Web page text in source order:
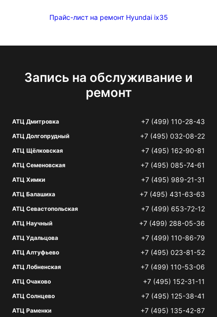
Прайс-лист на ремонт Hyundai ix35
Запись на обслуживание и
ремонт
АТЦ Дмитровка +7 (499) 110-28-43
АТЦ Долгопрудный +7 (495) 032-08-22
АТЦ Щёлковская +7 (495) 162-90-81
АТЦ Семеновская +7 (495) 085-74-61
АТЦ Химки +7 (495) 989-21-31
АТЦ Балашиха +7 (495) 431-63-63
АТЦ Севастопольская +7 (499) 653-72-12
АТЦ Научный +7 (499) 288-05-36
АТЦ Удальцова +7 (499) 110-86-79
АТЦ Алтуфьево +7 (495) 023-81-52
АТЦ Лобненская +7 (499) 110-53-06
АТЦ Очаково +7 (495) 152-31-11
АТЦ Солнцево +7 (495) 125-38-41
АТЦ Раменки +7 (495) 135-42-87